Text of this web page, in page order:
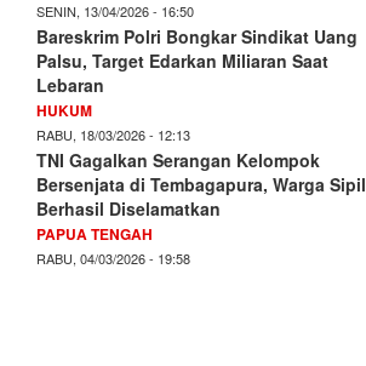
SENIN, 13/04/2026 - 16:50
Bareskrim Polri Bongkar Sindikat Uang
Palsu, Target Edarkan Miliaran Saat
Lebaran
HUKUM
RABU, 18/03/2026 - 12:13
TNI Gagalkan Serangan Kelompok
Bersenjata di Tembagapura, Warga Sipil
Berhasil Diselamatkan
PAPUA TENGAH
RABU, 04/03/2026 - 19:58